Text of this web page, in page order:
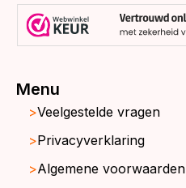
Menu
Veelgestelde vragen
Privacyverklaring
Algemene voorwaarden